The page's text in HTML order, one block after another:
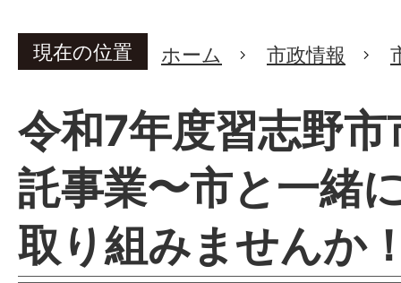
現在の位置 ホーム 市政情報
令和7年度習志野
託事業〜市と一緒
取り組みませんか